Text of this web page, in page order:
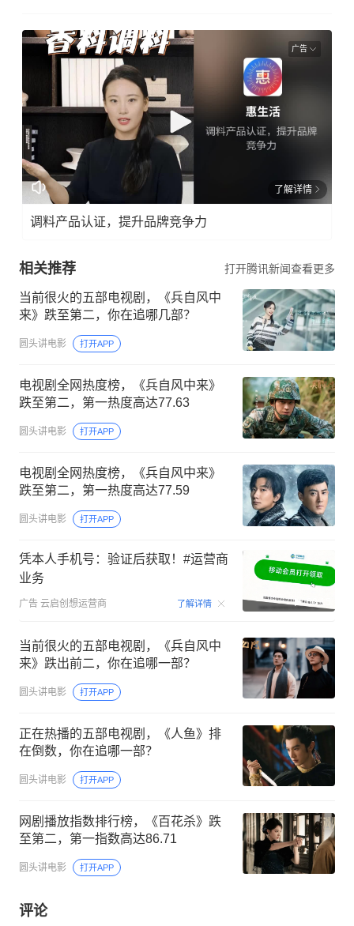
广告
了解详情
调料产品认证，提升品牌竞争力
相关推荐 打开腾讯新闻查看更多
当前很火的五部电视剧，《兵自风中
来》跌至第二，你在追哪几部？
圆头讲电影 打开APP
电视剧全网热度榜，《兵自风中来》
跌至第二，第一热度高达77.63
圆头讲电影 打开APP
电视剧全网热度榜，《兵自风中来》
跌至第二，第一热度高达77.59
圆头讲电影 打开APP
凭本人手机号：验证后获取！#运营商
业务
广告 云启创想运营商 了解详情 00:15
当前很火的五部电视剧，《兵自风中
来》跌出前二，你在追哪一部？
圆头讲电影 打开APP
正在热播的五部电视剧，《人鱼》排
在倒数，你在追哪一部？
圆头讲电影 打开APP
网剧播放指数排行榜，《百花杀》跌
至第二，第一指数高达86.71
圆头讲电影 打开APP
评论